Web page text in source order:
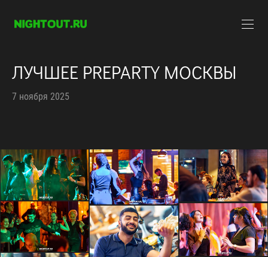
ЛУЧШЕЕ PREPARTY МОСКВЫ
7 ноября 2025